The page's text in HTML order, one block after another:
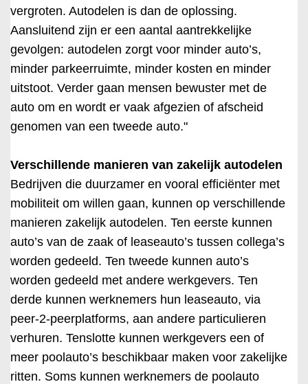
vergroten. Autodelen is dan de oplossing.
Aansluitend zijn er een aantal aantrekkelijke
gevolgen: autodelen zorgt voor minder auto’s,
minder parkeerruimte, minder kosten en minder
uitstoot. Verder gaan mensen bewuster met de
auto om en wordt er vaak afgezien of afscheid
genomen van een tweede auto."
Verschillende manieren van zakelijk autodelen
Bedrijven die duurzamer en vooral efficiënter met
mobiliteit om willen gaan, kunnen op verschillende
manieren zakelijk autodelen. Ten eerste kunnen
auto’s van de zaak of leaseauto’s tussen collega’s
worden gedeeld. Ten tweede kunnen auto’s
worden gedeeld met andere werkgevers. Ten
derde kunnen werknemers hun leaseauto, via
peer-2-peerplatforms, aan andere particulieren
verhuren. Tenslotte kunnen werkgevers een of
meer poolauto’s beschikbaar maken voor zakelijke
ritten. Soms kunnen werknemers de poolauto